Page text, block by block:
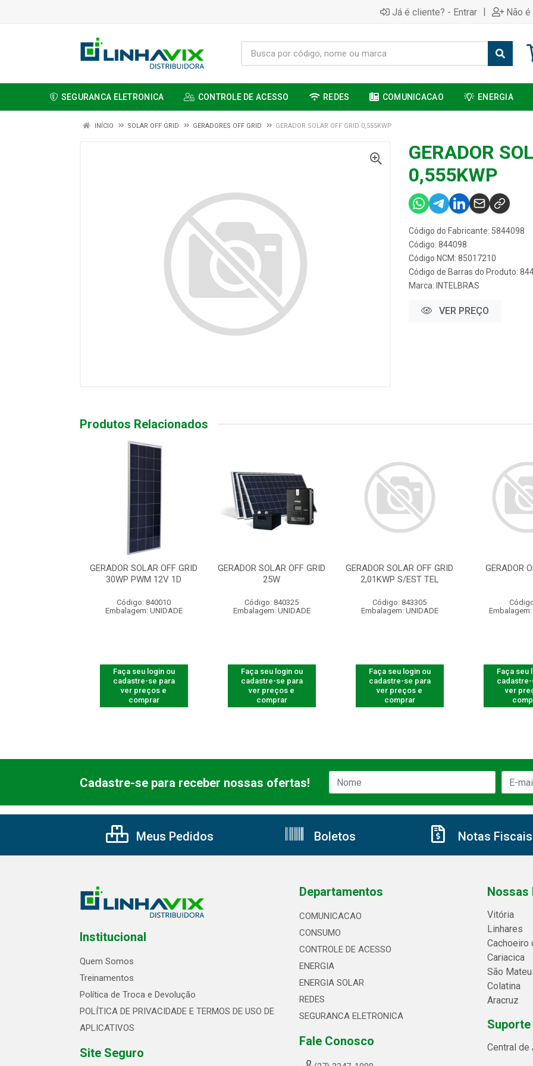
Já é cliente? - Entrar | Não
SEGURANCA ELETRONICA CONTROLE DE ACESSO REDES COMUNICACAO ENERGIA
INÍCIO SOLAR OFF GRID GERADORES OFF GRID GERADOR SOLAR OFF GRID 0,555KWP
GERADOR
0,555KWP
Código do Fabricante: 5844098
Código: 844098
Código NCM: 85017210
Código de Barras do Produto:
Marca: INTELBRAS
VER PREÇO
Produtos Relacionados
GERADOR SOLAR OFF GRID
30WP PWM 12V 1D
Código: 840010
Embalagem: UNIDADE
Faça seu login ou
cadastre-se para
ver preços e
comprar
GERADOR SOLAR OFF GRID
25W
Código: 840325
Embalagem: UNIDADE
Faça seu login ou
cadastre-se para
ver preços e
comprar
GERADOR SOLAR OFF GRID
2,01KWP S/EST TEL
Código: 843305
Embalagem: UNIDADE
Faça seu login ou
cadastre-se para
ver preços e
comprar
GERADOR
Embalagem:
Faça seu
ver
Cadastre-se para receber nossas ofertas!
Meus Pedidos Boletos Notas Fiscais
Institucional
Quem Somos
Treinamentos
Política de Troca e Devolução
POLÍTICA DE PRIVACIDADE E TERMOS DE USO DE
APLICATIVOS
Site Seguro
Departamentos
COMUNICACAO
CONSUMO
CONTROLE DE ACESSO
ENERGIA
ENERGIA SOLAR
REDES
SEGURANCA ELETRONICA
Fale Conosco
Nossas
Vitória
Linhares
Cachoeiro
Cariacica
São
Colatina
Aracruz
Central de